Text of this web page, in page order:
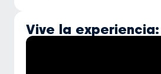
Vive la experiencia: